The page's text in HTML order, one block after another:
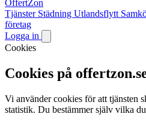
OffertZon
Tjänster Städning Utlandsflytt
företag
Logga in
Cookies
Cookies på
Vi använder cookies för att tjänsten
statistik. Du bestämmer själv vilka